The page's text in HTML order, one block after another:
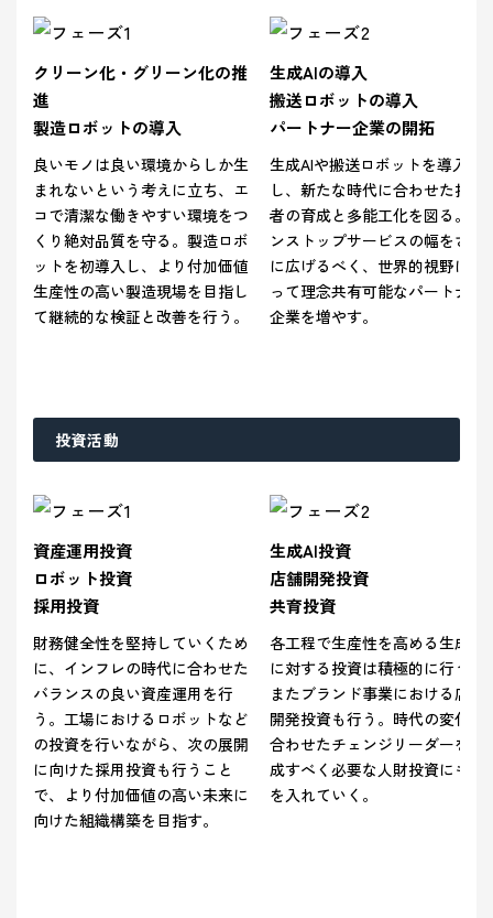
クリーン化・グリーン化の推
進
製造ロボットの導入
良いモノは良い環境からしか生
まれないという考えに立ち、エ
コで清潔な働きやすい環境をつ
くり絶対品質を守る。製造ロボ
ットを初導入し、より付加価値
生産性の高い製造現場を目指し
て継続的な検証と改善を行う。
生成AIの導入
搬送ロボットの導入
パートナー企業の開拓
生成AIや搬送ロボットを導入
し、新たな時代に合わせた技能
者の育成と多能工化を図る。ワ
ンストップサービスの幅をさら
に広げるべく、世界的視野に立
って理念共有可能なパートナー
企業を増やす。
投資活動
資産運用投資
ロボット投資
採用投資
財務健全性を堅持していくため
に、インフレの時代に合わせた
バランスの良い資産運用を行
う。工場におけるロボットなど
の投資を行いながら、次の展開
に向けた採用投資も行うこと
で、より付加価値の高い未来に
向けた組織構築を目指す。
生成AI投資
店舗開発投資
共育投資
各工程で生産性を高める生成AI
に対する投資は積極的に行う。
またブランド事業における店舗
開発投資も行う。時代の変化に
合わせたチェンジリーダーを育
成すべく必要な人財投資にも力
を入れていく。